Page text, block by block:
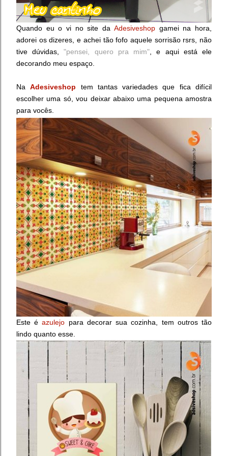
Quando eu o vi no site da Adesiveshopgamei na hora,
adorei os dizeres, e achei tão fofo aquele sorrisão rsrs, não
tive dúvidas,"pensei, quero pra mim" , e aqui está ele
decorando meu espaço.
NaAdesiveshop tem tantas variedades que fica difícil
escolher uma só, vou deixar abaixo uma pequena amostra
para vocês.
Este éazulejo para decorar sua cozinha, tem outros tão
lindo quanto esse.